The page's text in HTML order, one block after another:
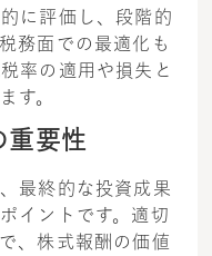
に評価し、段階的
務面での最適化も
率の適用や損失と
す。
重要性
最終的な投資成果
イントです。適切
、株式報酬の価値